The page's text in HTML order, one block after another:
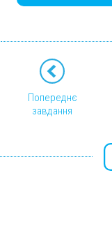
Попереднє
завдання